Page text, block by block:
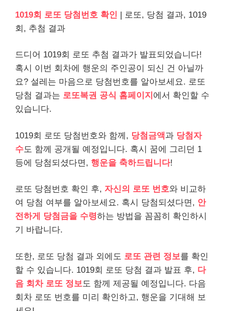
1019회 로또 당첨번호 확인 | 로또, 당첨 결과, 1019
회, 추첨 결과
드디어 1019회 로또 추첨 결과가 발표되었습니다!
혹시 이번 회차에 행운의 주인공이 되신 건 아닐까
요? 설레는 마음으로 당첨번호를 알아보세요. 로또
당첨 결과는 로또복권 공식 홈페이지 에서 확인할 수
있습니다.
1019회 로또 당첨번호와 함께, 당첨금액과 당첨자
수도 함께 공개될 예정입니다. 혹시 꿈에 그리던 1
등에 당첨되셨다면, 행운을 축하드립니다!
로또 당첨번호 확인 후, 자신의 로또 번호와 비교하
여 당첨 여부를 알아보세요. 혹시 당첨되셨다면, 안
전하게 당첨금을 수령하는 방법을 꼼꼼히 확인하시
기 바랍니다.
또한, 로또 당첨 결과 외에도 로또 관련 정보를 확인
할 수 있습니다. 1019회 로또 당첨 결과 발표 후, 다
음 회차 로또 정보 도 함께 제공될 예정입니다. 다음
회차 로또 번호를 미리 확인하고, 행운을 기대해 보